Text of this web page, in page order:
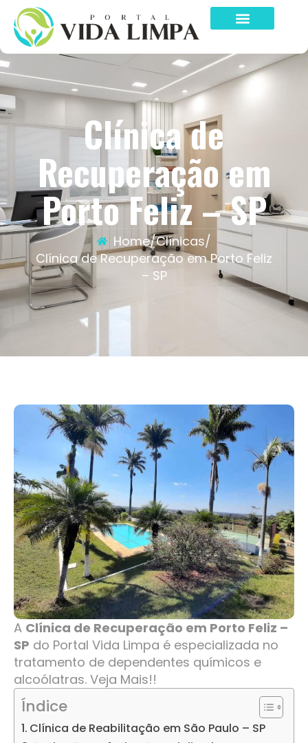
Clínica de
Recuperação em
Porto Feliz – SP
Home/Clínicas/
Clínica de Recuperação em Porto Feliz
– SP
A Clínica de Recuperação em Porto Feliz –
SP do Portal Vida Limpa é especializada no
tratamento de dependentes químicos e
alcoólatras. Veja Mais!!
Índice
Clínica de Reabilitação em São Paulo – SP